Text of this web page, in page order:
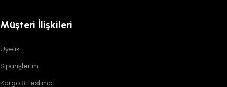
Müşteri İlişkileri
Üyelik
Siparişlerim
Kargo & Teslimat